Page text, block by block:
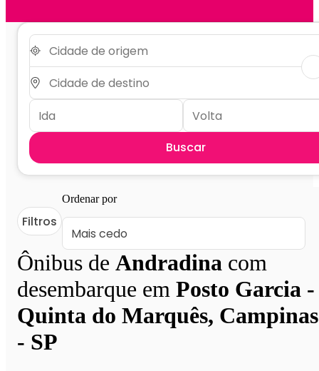
Buscar
Ônibus de Andradina com
desembarque em Posto Garcia -
Quinta do Marquês, Campinas
- SP
Filtros
Ordenar por